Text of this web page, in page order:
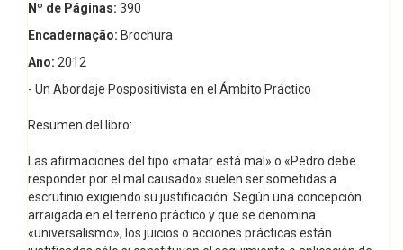
Nº de Páginas: 390
Encadernação: Brochura
Ano: 2012
- Un Abordaje Pospositivista en el Ámbito Práctico
Resumen del libro:
Las afirmaciones del tipo «matar está mal» o «Pedro debe
responder por el mal causado» suelen ser sometidas a
escrutinio exigiendo su justificación. Según una concepción
arraigada en el terreno práctico y que se denomina
«universalismo», los juicios o acciones prácticas están